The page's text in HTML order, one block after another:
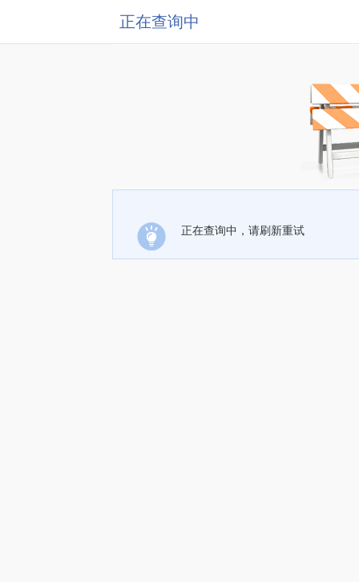
正在查询中
正在查询中，请刷新重试